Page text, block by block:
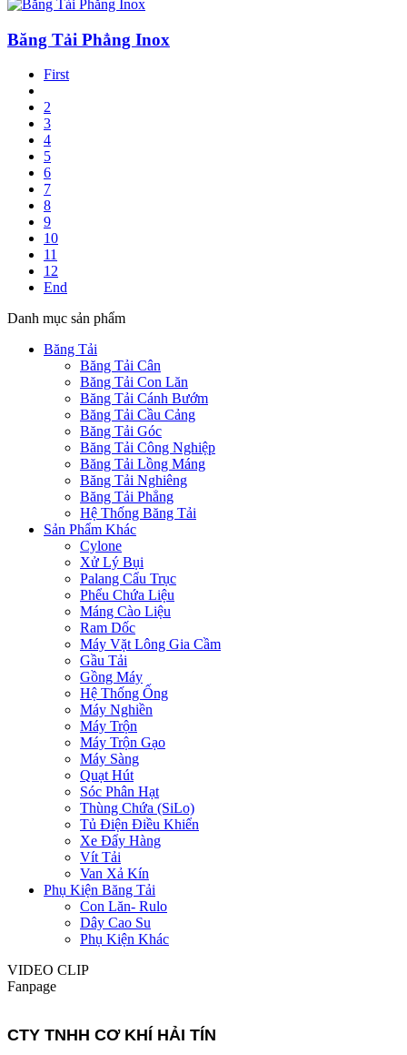
Băng Tải Phẳng Inox
First
2
3
4
5
6
7
8
9
10
11
12
End
Danh mục sản phẩm
Băng Tải
Băng Tải Cân
Băng Tải Con Lăn
Băng Tải Cánh Bướm
Băng Tải Cầu Cảng
Băng Tải Góc
Băng Tải Công Nghiệp
Băng Tải Lồng Máng
Băng Tải Nghiêng
Băng Tải Phẳng
Hệ Thống Băng Tải
Sản Phẩm Khác
Cylone
Xử Lý Bụi
Palang Cẩu Trục
Phểu Chứa Liệu
Máng Cào Liệu
Ram Dốc
Máy Vặt Lông Gia Cầm
Gầu Tải
Gồng Máy
Hệ Thống Ống
Máy Nghiền
Máy Trộn
Máy Trộn Gạo
Máy Sàng
Quạt Hút
Sóc Phân Hạt
Thùng Chứa (SiLo)
Tủ Điện Điều Khiển
Xe Đẩy Hàng
Vít Tải
Van Xả Kín
Phụ Kiện Băng Tải
Con Lăn- Rulo
Dây Cao Su
Phụ Kiện Khác
VIDEO CLIP
Fanpage
CTY TNHH CƠ KHÍ HẢI TÍN